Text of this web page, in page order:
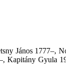
János 1777–,
Kapitány Gyula